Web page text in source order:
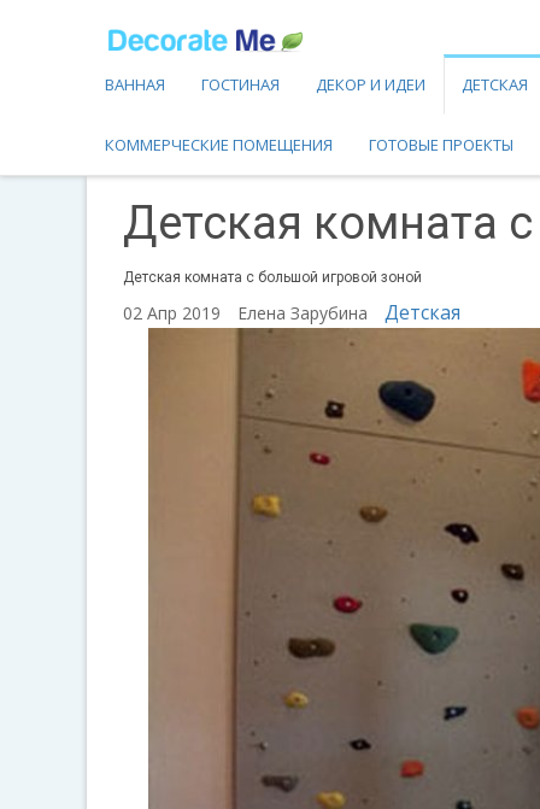
ВАННАЯ ГОСТИНАЯ ДЕКОР И ИДЕИ ДЕТСКАЯ
КОММЕРЧЕСКИЕ ПОМЕЩЕНИЯ ГОТОВЫЕ ПРОЕКТЫ
Детская комната
Детская комната с большой игровой зоной
02 Апр 2019 Елена Зарубина Детская